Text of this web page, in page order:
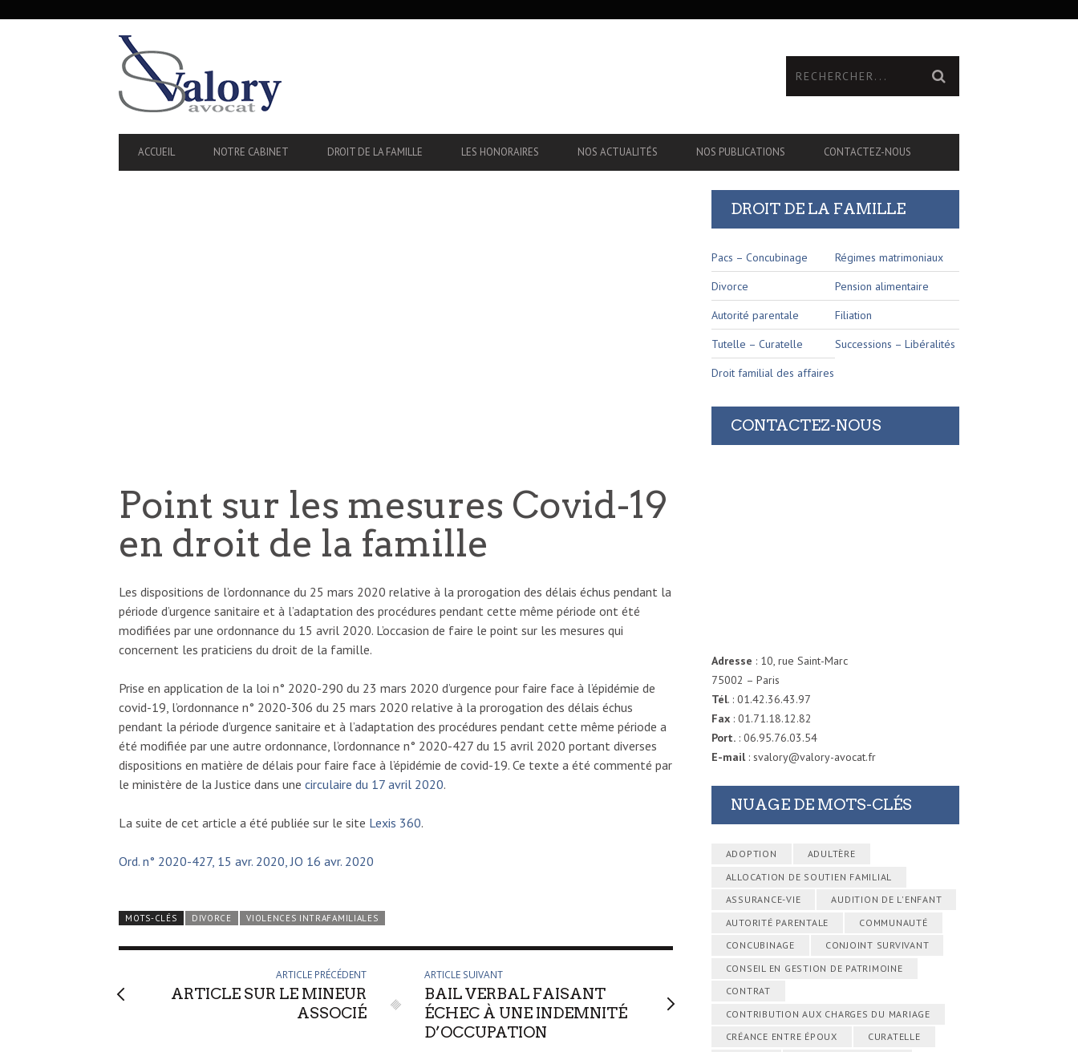
PRIMARY
NAVIGATION
ACCUEIL NOTRE CABINET DROIT DE LA FAMILLE LES HONORAIRES NOS ACTUALITÉS NOS PUBLICATIONS CONTACTEZ-NOUS
Point sur les mesures Covid-19
en droit de la famille
Les dispositions de l’ordonnance du 25 mars 2020 relative à la prorogation des délais échus pendant la
période d’urgence sanitaire et à l’adaptation des procédures pendant cette même période ont été
modifiées par une ordonnance du 15 avril 2020. L’occasion de faire le point sur les mesures qui
concernent les praticiens du droit de la famille.
Prise en application de la loi n° 2020-290 du 23 mars 2020 d’urgence pour faire face à l’épidémie de
covid-19, l’ordonnance n° 2020-306 du 25 mars 2020 relative à la prorogation des délais échus
pendant la période d’urgence sanitaire et à l’adaptation des procédures pendant cette même période a
été modifiée par une autre ordonnance, l’ordonnance n° 2020-427 du 15 avril 2020 portant diverses
dispositions en matière de délais pour faire face à l’épidémie de covid-19. Ce texte a été commenté par
le ministère de la Justice dans une circulaire du 17 avril 2020.
La suite de cet article a été publiée sur le site Lexis 360.
Ord. n° 2020-427, 15 avr. 2020, JO 16 avr. 2020
MOTS-CLÉS DIVORCE VIOLENCES INTRAFAMILIALES
ARTICLE PRÉCÉDENT
ARTICLE SUR LE MINEUR
ASSOCIÉ
ARTICLE SUIVANT
BAIL VERBAL FAISANT
ÉCHEC À UNE INDEMNITÉ
D’OCCUPATION
DROIT DE LA FAMILLE
Pacs – Concubinage
Régimes matrimoniaux
Divorce
Pension alimentaire
Autorité parentale
Filiation
Tutelle – Curatelle
Successions – Libéralités
Droit familial des affaires
CONTACTEZ-NOUS
Adresse : 10, rue Saint-Marc
75002 – Paris
Tél. : 01.42.36.43.97
Fax: 01.71.18.12.82
Port.: 06.95.76.03.54
E-mail: svalory@valory-avocat.fr
NUAGE DE MOTS-CLÉS
ADOPTION
ADULTÈRE
ALLOCATION DE SOUTIEN FAMILIAL
ASSURANCE-VIE
AUDITION DE L'ENFANT
AUTORITÉ PARENTALE
COMMUNAUTÉ
CONCUBINAGE
CONJOINT SURVIVANT
CONSEIL EN GESTION DE PATRIMOINE
CONTRAT
CONTRIBUTION AUX CHARGES DU MARIAGE
CRÉANCE ENTRE ÉPOUX
CURATELLE